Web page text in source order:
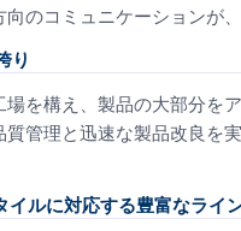
のコミュニケーションが
り
場を構え、製品の大部分を
管理と迅速な製品改良を
イルに対応する豊富なライ